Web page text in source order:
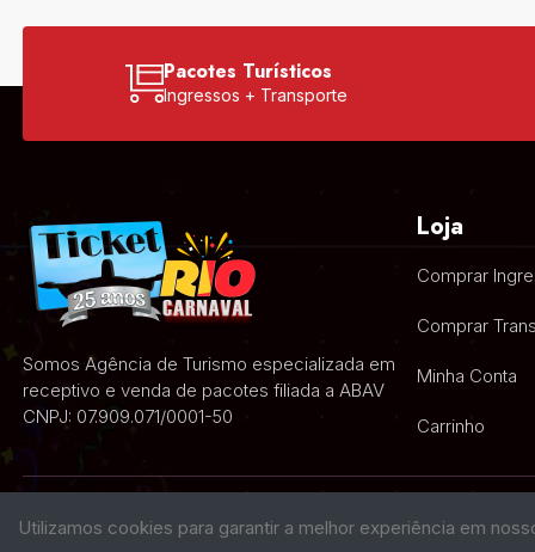
Pacotes Turísticos
Ingressos + Transporte
Somos Agência de Turismo especializada em
receptivo e venda de pacotes filiada a ABAV
CNPJ: 07.909.071/0001-50
Loja
Comprar
Comprar
Minha Conta
Carrinho
Utilizamos cookies para garantir a melhor experiência em